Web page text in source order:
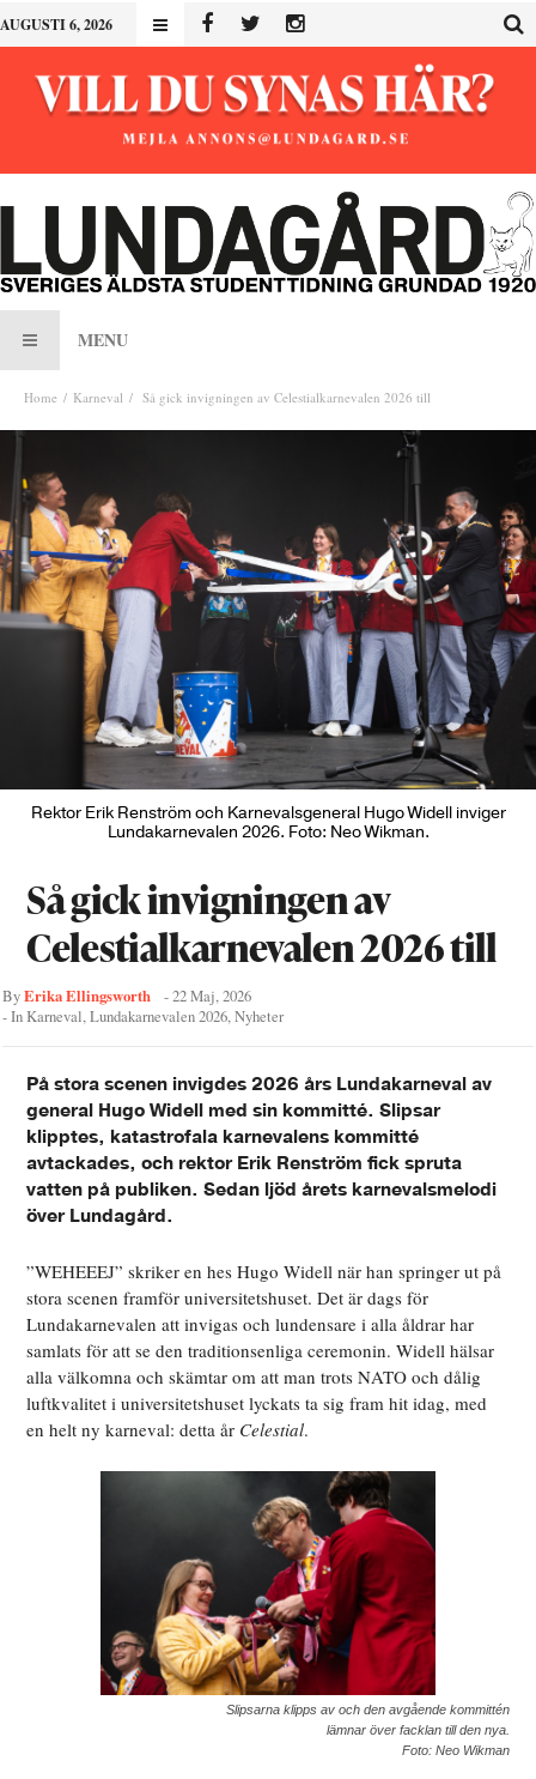
AUGUSTI 6, 2026
MENU
Home Karneval Så gick invigningen av Celestialkarnevalen 2026 till
Rektor Erik Renström och Karnevalsgeneral Hugo Widell inviger
Lundakarnevalen 2026. Foto: Neo Wikman.
Så gick invigningen av
Celestialkarnevalen 2026 till
ByErika Ellingsworth -22 Maj, 2026
- In Karneval,Lundakarnevalen 2026,Nyheter
På stora scenen invigdes 2026 års Lundakarneval av
general Hugo Widell med sin kommitté. Slipsar
klipptes, katastrofala karnevalens kommitté
avtackades, och rektor Erik Renström fick spruta
vatten på publiken. Sedan ljöd årets karnevalsmelodi
över Lundagård.
”WEHEEEJ” skriker en hes Hugo Widell när han springer ut på
stora scenen framför universitetshuset. Det är dags för
Lundakarnevalen att invigas och lundensare i alla åldrar har
samlats för att se den traditionsenliga ceremonin. Widell hälsar
alla välkomna och skämtar om att man trots NATO och dålig
luftkvalitet i universitetshuset lyckats ta sig fram hit idag, med
en helt ny karneval: detta år Celestial.
Slipsarna klipps av och den avgående kommittén
lämnar över facklan till den nya.
Foto: Neo Wikman